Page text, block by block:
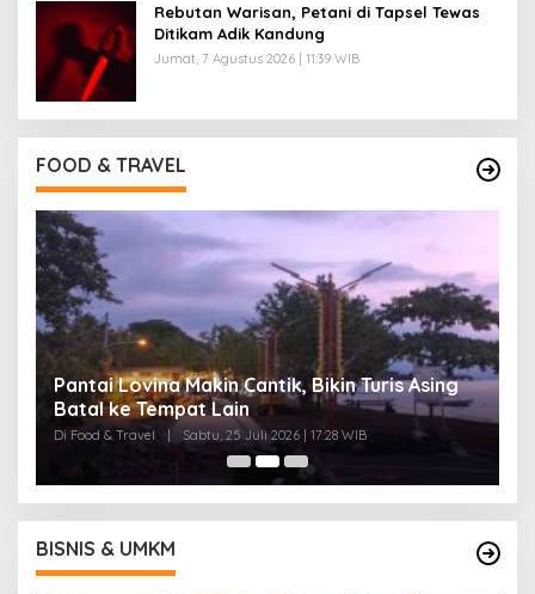
Rebutan Warisan, Petani di Tapsel Tewas
Ditikam Adik Kandung
Jumat, 7 Agustus 2026 | 11:39 WIB
FOOD & TRAVEL
Pantai Lovina Makin Cantik, Bikin Turis Asing
Batal ke Tempat Lain
Di Food & Travel | Sabtu, 25 Juli 2026 | 17:28 WIB
BISNIS & UMKM